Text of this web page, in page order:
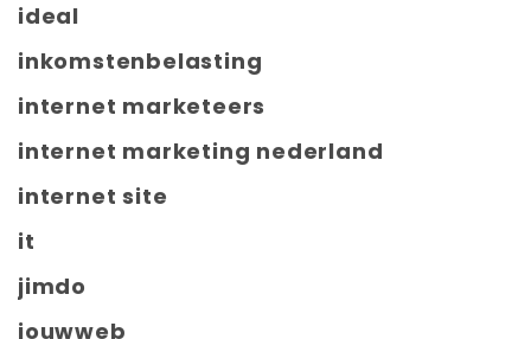
ideal
inkomstenbelasting
internet marketeers
internet marketing nederland
internet site
it
jimdo
jouwweb